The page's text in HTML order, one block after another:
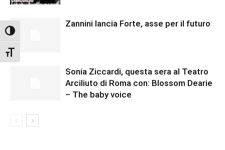
Attiva/disattiva alto contrasto
Attiva/disattiva dimensione testo
Zannini lancia Forte, asse per il futuro
Sonia Ziccardi, questa sera al Teatro
Arciliuto di Roma con: Blossom Dearie
– The baby voice